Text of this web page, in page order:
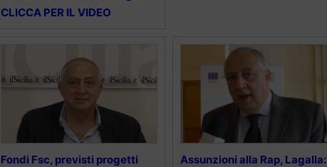
CLICCA PER IL VIDEO
Fondi Fsc, previsti progetti
Assunzioni alla Rap, Lagalla: